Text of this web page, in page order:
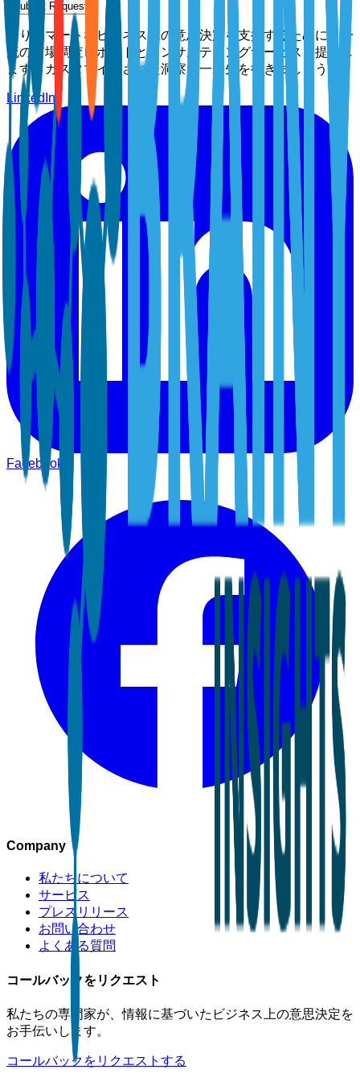
Submit Request
よりスマートなビジネス上の意思決定を支援するために、一
流の市場調査レポートとコンサルティングサービスを提供し
ます。カスタマイズされた洞察で一歩先を行きましょう。
LinkedIn
Facebook
Company
私たちについて
サービス
プレスリリース
お問い合わせ
よくある質問
コールバックをリクエスト
私たちの専門家が、情報に基づいたビジネス上の意思決定を
お手伝いします。
コールバックをリクエストする